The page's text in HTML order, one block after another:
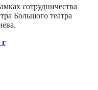
сотрудничества
Большого театра